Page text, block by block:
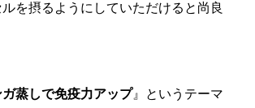
を摂るようにしていただけると尚良
ガ蒸しで免疫力アップ』というテーマ